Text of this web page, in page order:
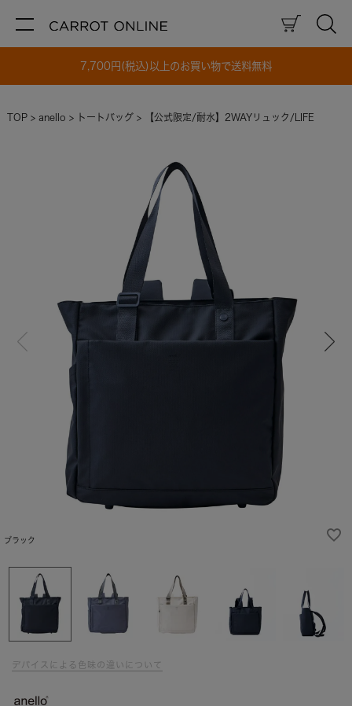
7,700円(税込)以上のお買い物で送料無料
TOP anello トートバッグ 【公式限定/耐水】2WAYリュック/LIFE
ブラック
デバイスによる色味の違いについて